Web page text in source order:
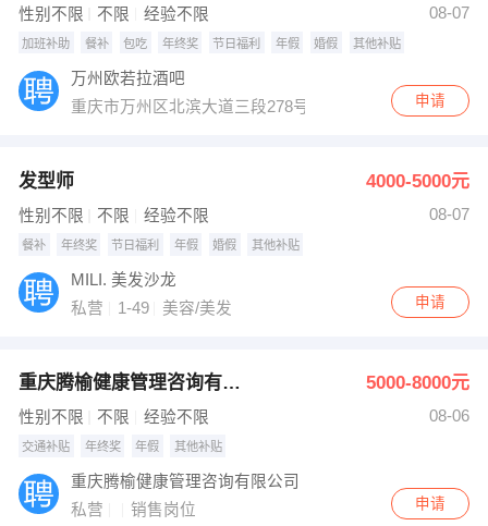
性别不限 不限 经验不限 08-07
加班补助 餐补 包吃 年终奖 节日福利 年假 婚假 其他补贴
万州欧若拉酒吧
重庆市万州区北滨大道三段278号
申请
发型师 4000-5000元
性别不限 不限 经验不限 08-07
餐补 年终奖 节日福利 年假 婚假 其他补贴
MILI. 美发沙龙
私营
1-49 美容/美发 申请
重庆腾榆健康管理咨询有限公司 5000-8000元
性别不限 不限 经验不限 08-06
交通补贴 年终奖 年假 其他补贴
重庆腾榆健康管理咨询有限公司
私营
销售岗位 申请